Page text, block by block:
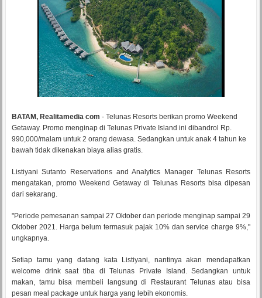
BATAM, Realitamedia com - Telunas Resorts berikan promo Weekend
Getaway. Promo menginap di Telunas Private Island ini dibandrol Rp.
990,000/malam untuk 2 orang dewasa. Sedangkan untuk anak 4 tahun ke
bawah tidak dikenakan biaya alias gratis.
Listiyani Sutanto Reservations and Analytics Manager Telunas Resorts
mengatakan, promo Weekend Getaway di Telunas Resorts bisa dipesan
dari sekarang.
"Periode pemesanan sampai 27 Oktober dan periode menginap sampai 29
Oktober 2021. Harga belum termasuk pajak 10% dan service charge 9%,"
ungkapnya.
Setiap tamu yang datang kata Listiyani, nantinya akan mendapatkan
welcome drink saat tiba di Telunas Private Island. Sedangkan untuk
makan, tamu bisa membeli langsung di Restaurant Telunas atau bisa
pesan meal package untuk harga yang lebih ekonomis.